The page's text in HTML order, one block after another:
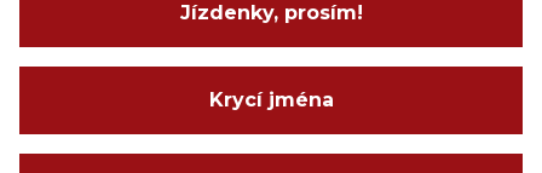
Jízdenky, prosím!
Krycí jména